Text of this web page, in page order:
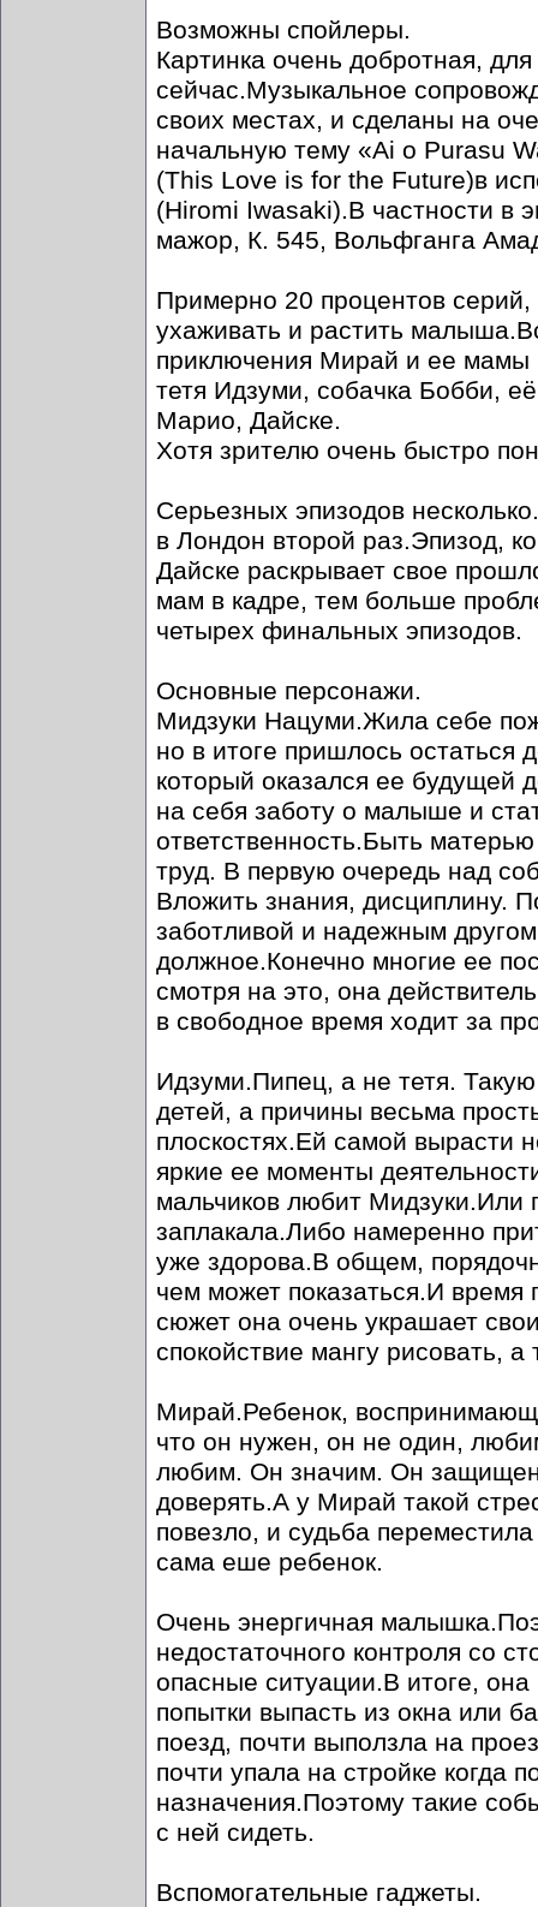
Возможны спойлеры.
Картинка очень добротная,
сейчас.Музыкальное
своих местах, и сделаны на
начальную тему «Ai o Purasu
(This Love is for the Future)в
(Hiromi Iwasaki).В частности в
мажор, К. 545, Вольфганга
Примерно 20 процентов
ухаживать и растить
приключения Мирай и ее мамы
тетя Идзуми, собачка Бобби,
Марио, Дайске.
Хотя зрителю очень быстро
Серьезных эпизодов
в Лондон второй раз.Эпизод,
Дайске раскрывает свое
мам в кадре, тем больше
четырех финальных эпизодов.
Основные персонажи.
Мидзуки Нацуми.Жила себе
но в итоге пришлось
который оказался ее будущей
на себя заботу о малыше и
ответственность.Быть
труд. В первую очередь над
Вложить знания, дисциплину.
заботливой и надежным
должное.Конечно многие ее
смотря на это, она
в свободное время ходит за
Идзуми.Пипец, а не тетя.
детей, а причины весьма
плоскостях.Ей самой вырасти
яркие ее моменты
мальчиков любит Мидзуки.Или
заплакала.Либо намеренно
уже здорова.В общем,
чем может показаться.И
сюжет она очень украшает
спокойствие мангу рисовать,
Мирай.Ребенок,
что он нужен, он не один,
любим. Он значим. Он
доверять.А у Мирай такой
повезло, и судьба
сама еше ребенок.
Очень энергичная
недостаточного контроля со
опасные ситуации.В итоге,
попытки выпасть из окна или
поезд, почти выползла на
почти упала на стройке когда
назначения.Поэтому такие
с ней сидеть.
Вспомогательные гаджеты.